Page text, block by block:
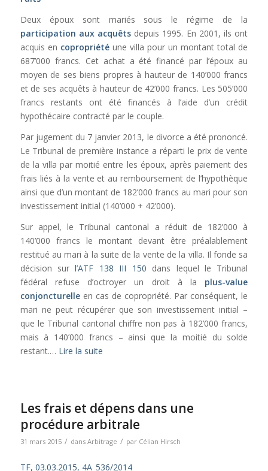
Deux époux sont mariés sous le régime de la
participation aux acquêts depuis 1995. En 2001, ils ont
acquis en copropriétéune villa pour un montant total de
687’000 francs. Cet achat a été financé par l’époux au
moyen de ses biens propres à hauteur de 140’000 francs
et de ses acquêts à hauteur de 42’000 francs. Les 505’000
francs restants ont été financés à l’aide d’un crédit
hypothécaire contracté par le couple.
Par jugement du 7 janvier 2013, le divorce a été prononcé.
Le Tribunal de première instance a réparti le prix de vente
de la villa par moitié entre les époux, après paiement des
frais liés à la vente et au remboursement de l’hypothèque
ainsi que d’un montant de 182’000 francs au mari pour son
investissement initial (140’000 + 42’000).
Sur appel, le Tribunal cantonal a réduit de 182’000 à
140’000 francs le montant devant être préalablement
restitué au mari à la suite de la vente de la villa. Il fonde sa
décision surl’ATF 138 III 150 dans lequel le Tribunal
fédéral refuse d’octroyer un droit à la plus-value
conjoncturelleen cas de copropriété. Par conséquent, le
mari ne peut récupérer que son investissement initial –
que le Tribunal cantonal chiffre non pas à 182’000 francs,
mais à 140’000 francs – ainsi que la moitié du solde
restant.… Lire la suite
Les frais et dépens dans une
procédure arbitrale
31 mars 2015 / dans Arbitrage / par Célian Hirsch
TF, 03.03.2015, 4A_536/2014